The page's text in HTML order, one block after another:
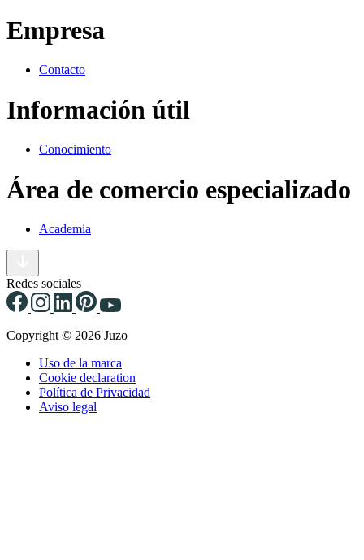
Empresa
Contacto
Información útil
Conocimiento
Área de comercio especializado
Academia
Redes sociales
Copyright © 2026 Juzo
Uso de la marca
Cookie declaration
Política de Privacidad
Aviso legal